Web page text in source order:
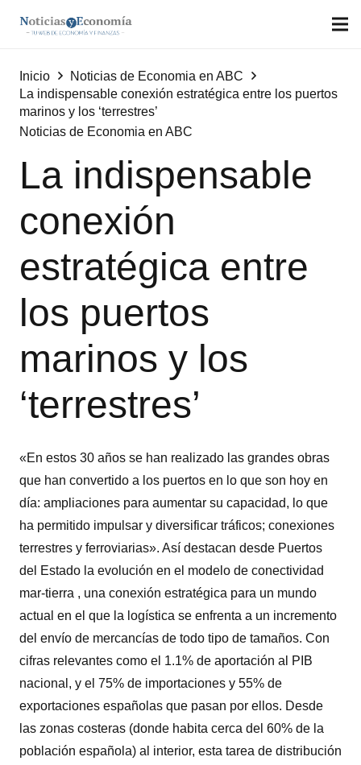
Inicio
Noticias de Economia en ABC
La indispensable conexión estratégica entre los puertos
marinos y los ‘terrestres’
Noticias de Economia en ABC
La indispensable
conexión
estratégica entre
los puertos
marinos y los
‘terrestres’
«En estos 30 años se han realizado las grandes obras
que han convertido a los puertos en lo que son hoy en
día: ampliaciones para aumentar su capacidad, lo que
ha permitido impulsar y diversificar tráficos; conexiones
terrestres y ferroviarias». Así destacan desde Puertos
del Estado la evolución en el modelo de conectividad
mar-tierra , una conexión estratégica para un mundo
actual en el que la logística se enfrenta a un incremento
del envío de mercancías de todo tipo de tamaños. Con
cifras relevantes como el 1.1% de aportación al PIB
nacional, y el 75% de importaciones y 55% de
exportaciones españolas que pasan por ellos. Desde
las zonas costeras (donde habita cerca del 60% de la
población española) al interior, esta tarea de distribución